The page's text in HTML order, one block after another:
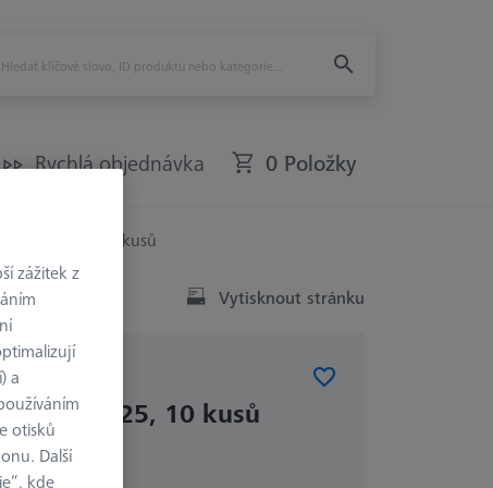
Rychlá objednávka 0 Položky
AF25, 10 kusů
Vytisknout stránku
AF25, 10 kusů
zážitek z
a
otisků
Další
kde